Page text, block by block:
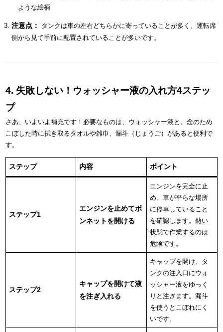
ような絵柄
注意点：
タンクは車の左右どちらかに寄っていることが多く、運転席
側から見て手前に配置されていることが多いです。
4. 失敗しない！ウォッシャー液の入れ方4ステッ
プ
さあ、いよいよ補充です！必要なものは、ウォッシャー液と、念のため
こぼした時に拭き取るタオルや雑巾、漏斗（じょうご）があると便利で
す。
ステップ 内容 ポイント
ステップ1
エンジンを止めてボ
ンネットを開ける
エンジンを完全に止
め、車が平らな場所
に停車していること
を確認します。熱い
状態で作業するのは
危険です。
ステップ2
キャップを開けて液
を注ぎ入れる
キャップを開け、タ
ンクの注入口にウォ
ッシャー液をゆっく
りと注ぎます。漏斗
を使うとこぼれにく
いです。